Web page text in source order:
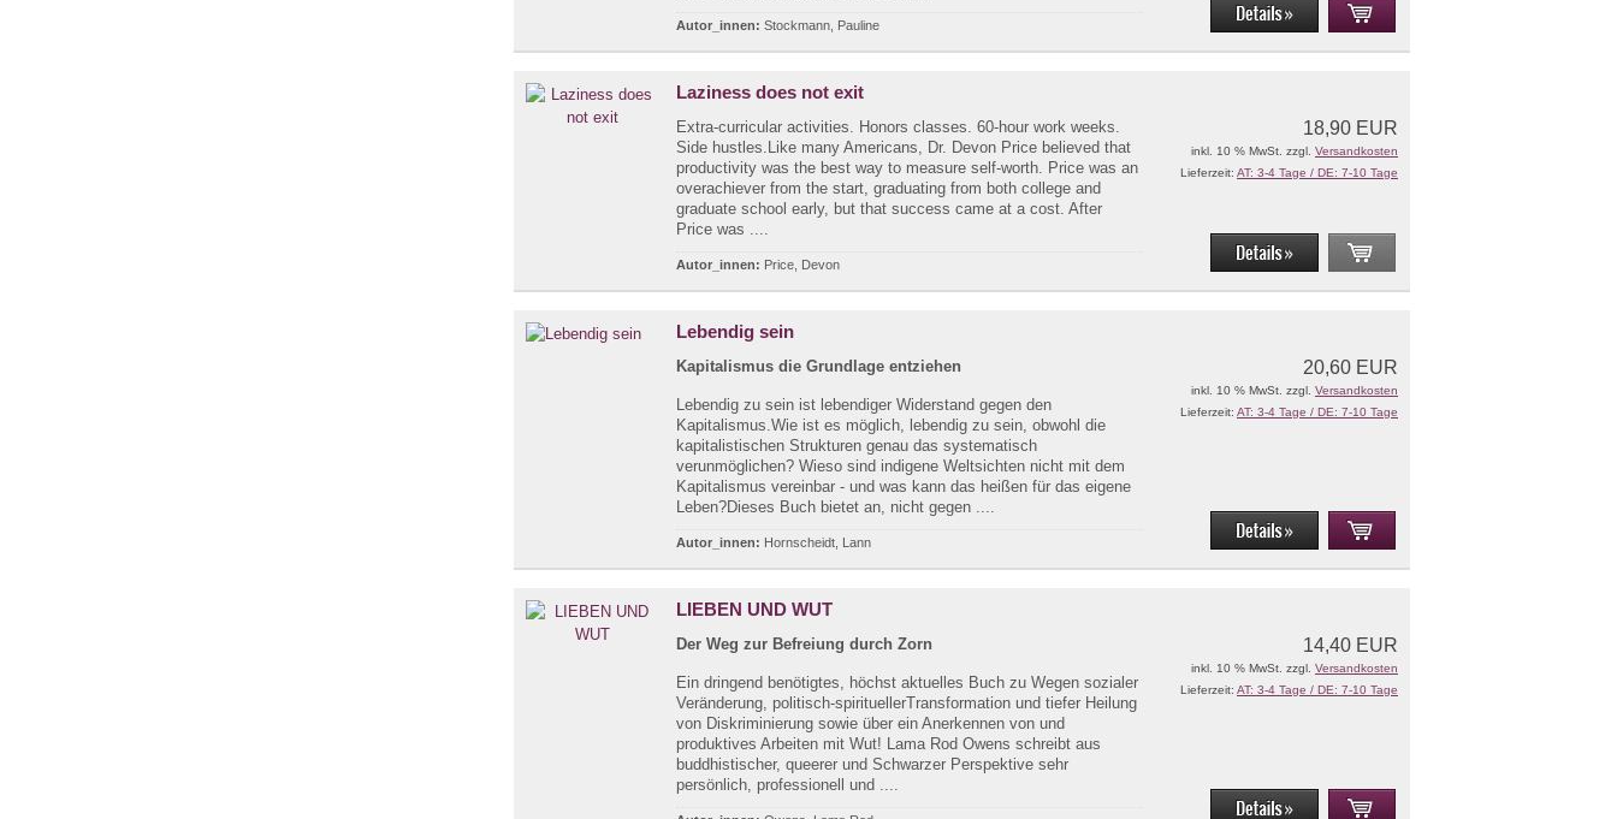
Autor_innen:Stockmann, Pauline
Laziness does not exit
Extra-curricular activities. Honors classes. 60-hour work weeks.
Side hustles.Like many Americans, Dr. Devon Price believed that
productivity was the best way to measure self-worth. Price was an
overachiever from the start, graduating from both college and
graduate school early, but that success came at a cost. After
Price was ....
Autor_innen: Price, Devon
18,90 EUR
inkl. 10 % MwSt. zzgl. Versandkosten
Lieferzeit: AT: 3-4 Tage / DE: 7-10 Tage
Lebendig sein
Kapitalismus die Grundlage entziehen
Lebendig zu sein ist lebendiger Widerstand gegen den
Kapitalismus.Wie ist es möglich, lebendig zu sein, obwohl die
kapitalistischen Strukturen genau das systematisch
verunmöglichen? Wieso sind indigene Weltsichten nicht mit dem
Kapitalismus vereinbar - und was kann das heißen für das eigene
Leben?Dieses Buch bietet an, nicht gegen ....
Autor_innen: Hornscheidt, Lann
20,60 EUR
inkl. 10 % MwSt. zzgl. Versandkosten
Lieferzeit: AT: 3-4 Tage / DE: 7-10 Tage
LIEBEN UND WUT
Der Weg zur Befreiung durch Zorn
Ein dringend benötigtes, höchst aktuelles Buch zu Wegen sozialer
Veränderung, politisch-spirituellerTransformation und tiefer Heilung
von Diskriminierung sowie über ein Anerkennen von und
produktives Arbeiten mit Wut! Lama Rod Owens schreibt aus
buddhistischer, queerer und Schwarzer Perspektive sehr
persönlich, professionell und ....
14,40 EUR
inkl. 10 % MwSt. zzgl. Versandkosten
Lieferzeit: AT: 3-4 Tage / DE: 7-10 Tage